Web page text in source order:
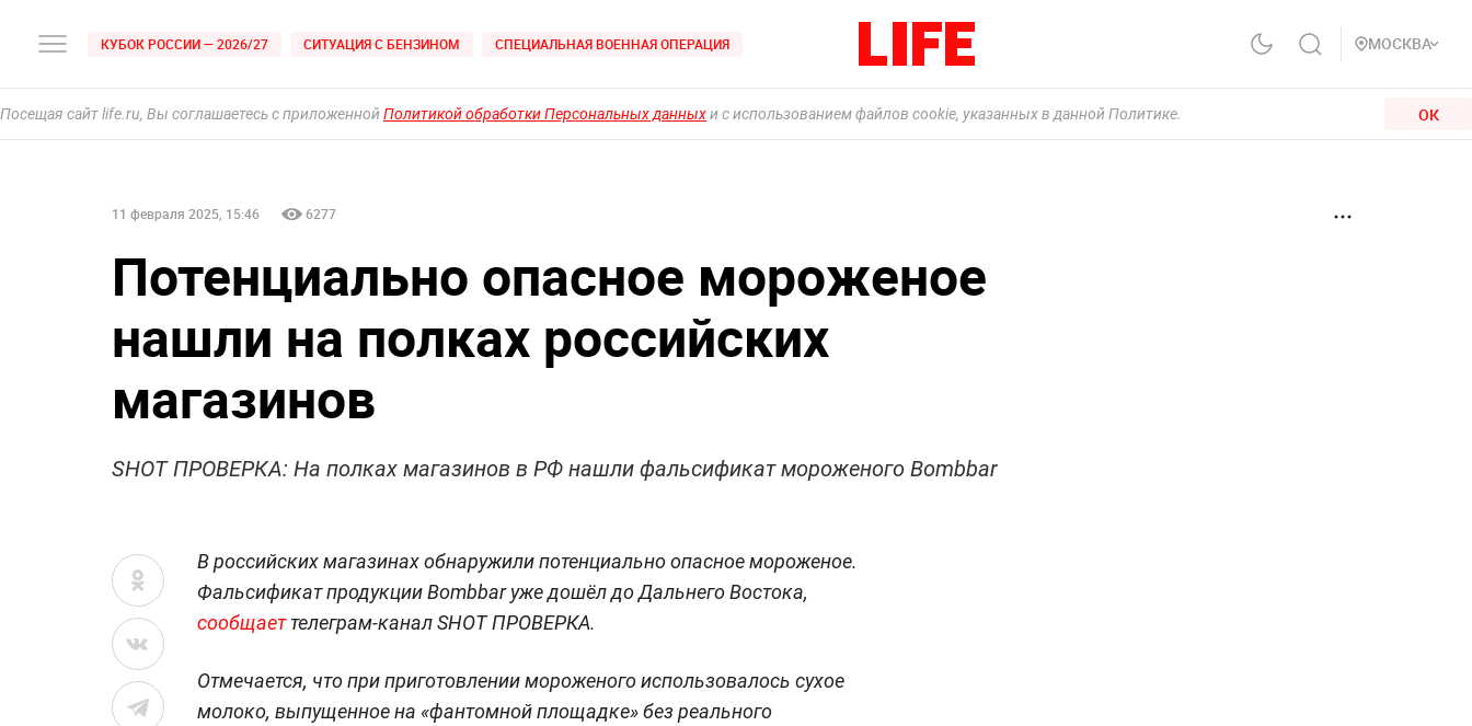
КУБОК РОССИИ — 2026/27 СИТУАЦИЯ С БЕНЗИНОМ СПЕЦИАЛЬНАЯ ВОЕННАЯ ОПЕРАЦИЯ МОСКВА
Посещая сайт life.ru, Вы соглашаетесь с приложеннойПолитикой обработки Персональных данныхи с использованием файлов cookie, указанных в данной Политике. ОК
11 февраля 2025, 15:46 6277
Потенциально опасное мороженое
нашли на полках российских
магазинов
SHOT ПРОВЕРКА: На полках магазинов в РФ нашли фальсификат мороженого Bombbar
В российских магазинах обнаружили потенциально опасное мороженое.
Фальсификат продукции Bombbar уже дошёл до Дальнего Востока,
сообщаеттелеграм-канал SHOT ПРОВЕРКА.
Отмечается, что при приготовлении мороженого использовалось сухое
молоко, выпущенное на «фантомной площадке» без реального